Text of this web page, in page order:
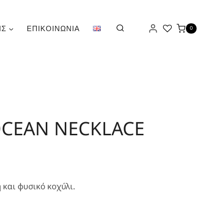
ΕΠΙΚΟΙΝΩΝΊΑ 0
NECKLACE
φυσικό κοχύλι.